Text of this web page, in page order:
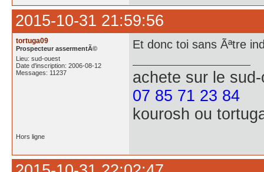
2015-10-31 21:59:56
tortuga09
Prospecteur assermentÃ©
Lieu: sud-ouest
Date d'inscription: 2006-08-12
Messages: 11237
Et donc toi sans Ãªtre
achete sur le
07 85 71 23 84
kourosh ou
Hors ligne